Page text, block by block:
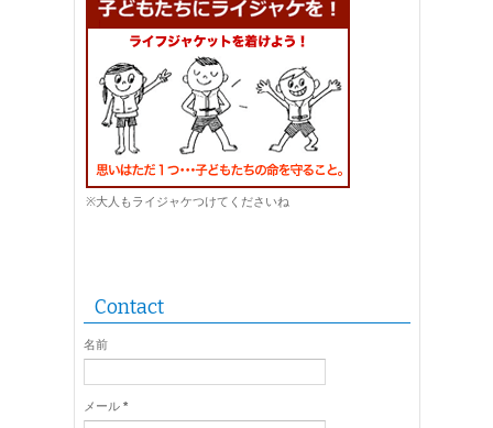
※大人もライジャケつけてくださいね
Contact
名前
メール *